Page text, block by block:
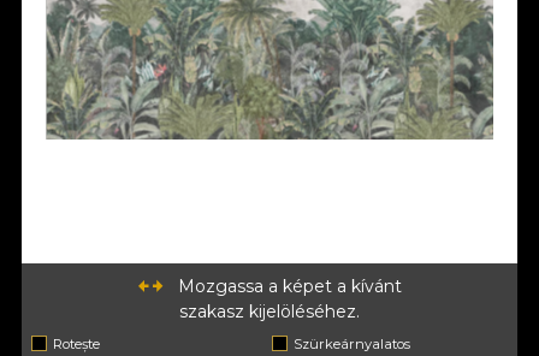
Mozgassa a képet a kívánt
szakasz kijelöléséhez.
Rotește
Szürkeárnyalatos